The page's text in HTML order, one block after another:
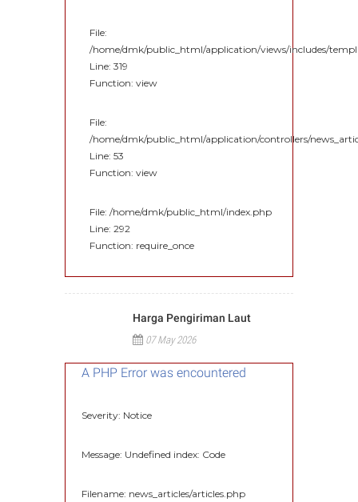
File:
/home/dmk/public_html/application/views/includes/
Line: 319
Function: view
File:
/home/dmk/public_html/application/controllers/
Line: 53
Function: view
File: /home/dmk/public_html/index.php
Line: 292
Function: require_once
Harga Pengiriman Laut
07 May 2026
A PHP Error was encountered
Severity: Notice
Message: Undefined index: Code
Filename: news_articles/articles.php